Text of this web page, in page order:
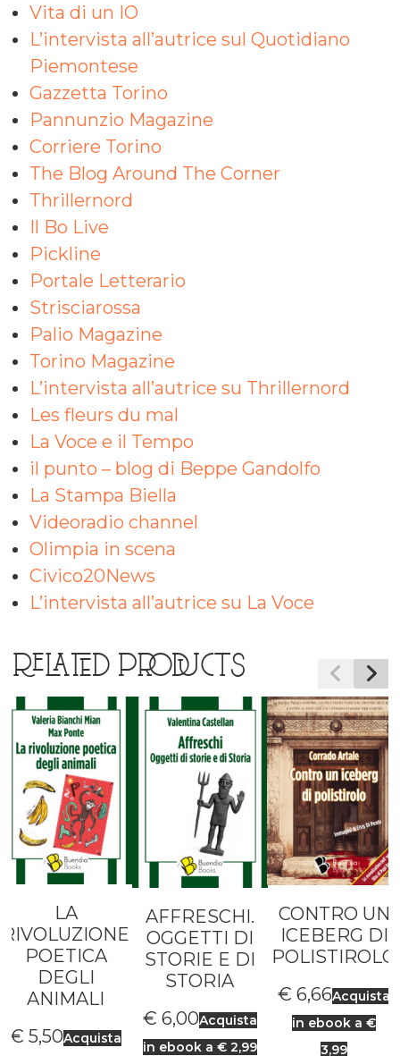
Vita di un IO
L’intervista all’autrice sul Quotidiano
Piemontese
Gazzetta Torino
Pannunzio Magazine
Corriere Torino
The Blog Around The Corner
Thrillernord
Il Bo Live
Pickline
Portale Letterario
Strisciarossa
Palio Magazine
Torino Magazine
L’intervista all’autrice su Thrillernord
Les fleurs du mal
La Voce e il Tempo
il punto – blog di Beppe Gandolfo
La Stampa Biella
Videoradio channel
Olimpia in scena
Civico20News
L’intervista all’autrice su La Voce
RELATED PRODUCTS
LA
RIVOLUZIONE
POETICA
DEGLI
ANIMALI
€ 5,50Acquista
AFFRESCHI.
OGGETTI DI
STORIE E DI
STORIA
€ 6,00Acquista
in ebook a € 2,99
CONTRO UN
ICEBERG DI
POLISTIROLO
€ 6,66Acquista
in ebook a €
3,99